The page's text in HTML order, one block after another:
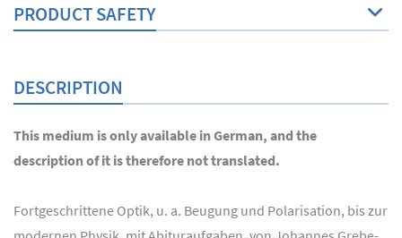
PRODUCT SAFETY
DESCRIPTION
This medium is only available in German, and the
description of it is therefore not translated.
Fortgeschrittene Optik, u. a. Beugung und Polarisation, bis zur